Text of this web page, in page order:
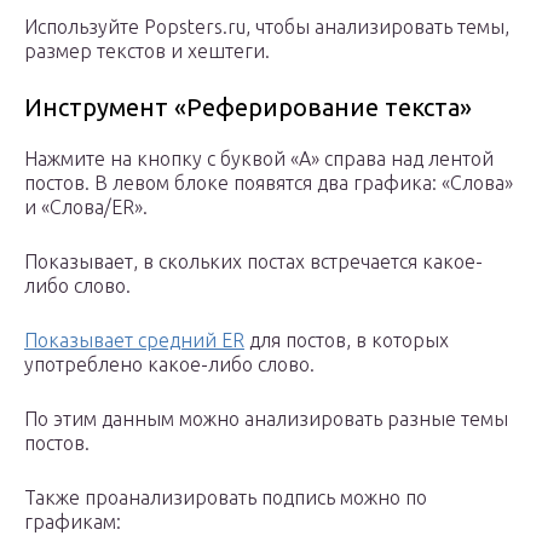
Используйте Popsters.ru, чтобы анализировать темы,
размер текстов и хештеги.
Инструмент «Реферирование текста»
Нажмите на кнопку с буквой «А» справа над лентой
постов. В левом блоке появятся два графика: «Слова»
и «Слова/ER».
Показывает, в скольких постах встречается какое-
либо слово.
Показывает средний ER для постов, в которых
употреблено какое-либо слово.
По этим данным можно анализировать разные темы
постов.
Также проанализировать подпись можно по
графикам: